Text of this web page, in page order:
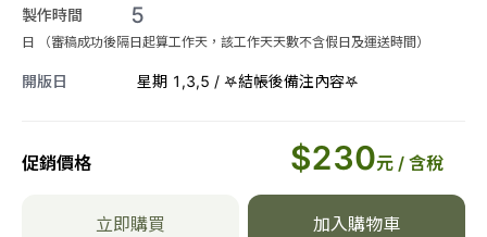
姓名)
製作時間 5
日 （審稿成功後隔日起算工作天，該工作天天數不含假日及運送時間）
開版日 星期 1,3,5 / 𖤐結帳後備注內容𖤐
促銷價格 $230元 / 含稅
立即購買 加入購物車